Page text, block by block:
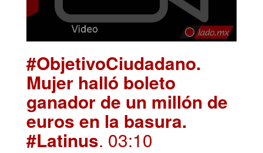
#ObjetivoCiudadano.
Mujer halló boleto
ganador de un millón de
euros en la basura.
#Latinus. 03:10